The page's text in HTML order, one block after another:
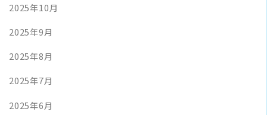
2025年10月
2025年9月
2025年8月
2025年7月
2025年6月